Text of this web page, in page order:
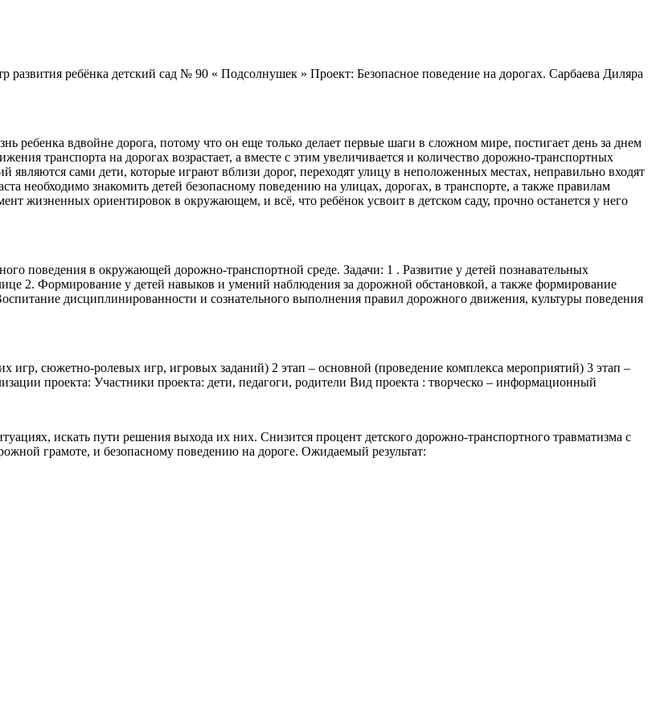
ребёнка детский сад № 90 « Подсолнушек » Проект: Безопасное поведение на дорогах. Сарбаева Диляра
вдвойне дорога, потому что он еще только делает первые шаги в сложном мире, постигает день за днем
транспорта на дорогах возрастает, а вместе с этим увеличивается и количество дорожно-транспортных
сами дети, которые играют вблизи дорог, переходят улицу в неположенных местах, неправильно входят
необходимо знакомить детей безопасному поведению на улицах, дорогах, в транспорте, а также правилам
жизненных ориентировок в окружающем, и всё, что ребёнок усвоит в детском саду, прочно останется у него
поведения в окружающей дорожно-транспортной среде. Задачи: 1 . Развитие у детей познавательных
2. Формирование у детей навыков и умений наблюдения за дорожной обстановкой, а также формирование
дисциплинированности и сознательного выполнения правил дорожного движения, культуры поведения
игр, сюжетно-ролевых игр, игровых заданий) 2 этап – основной (проведение комплекса мероприятий) 3 этап –
проекта: Участники проекта: дети, педагоги, родители Вид проекта : творческо – информационный
искать пути решения выхода их них. Снизится процент детского дорожно-транспортного травматизма с
грамоте, и безопасному поведению на дороге. Ожидаемый результат: